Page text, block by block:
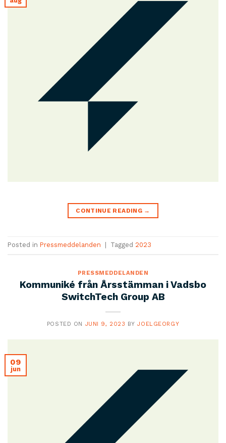
CONTINUE READING →
Posted in Pressmeddelanden Tagged 2023
PRESSMEDDELANDEN
Kommuniké från Årsstämman i Vadsbo
SwitchTech Group AB
POSTED ON JUNI 9, 2023 BYJOELGEORGY
09
jun